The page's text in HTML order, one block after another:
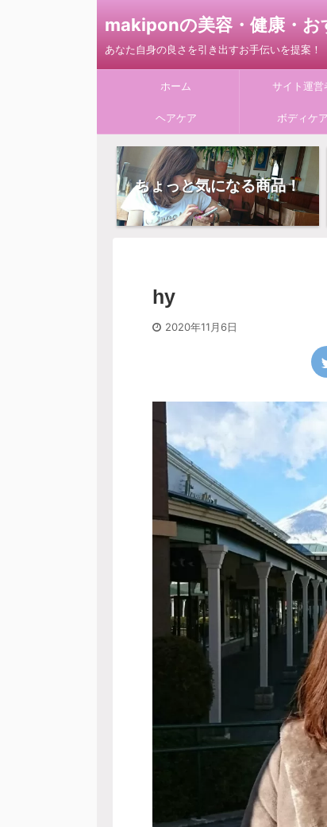
makiponの美容・健康・
あなた自身の良さを引き出すお手伝いを提案！
ホーム サイト運営
ヘアケア ボディケア
ちょっと気になる商品！
hy
2020年11月6日